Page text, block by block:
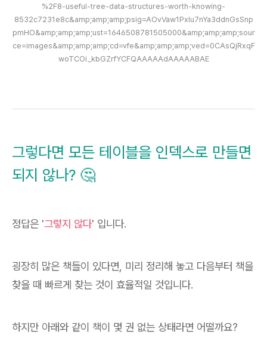
%2F8-useful-tree-data-structures-worth-knowing-
8532c7231e8c&amp;amp;amp;psig=AOvVaw1Pxlu7nYa3ddnGsSnp
pmHO&amp;amp;amp;ust=1646508781505000&amp;amp;amp;sour
ce=images&amp;amp;amp;cd=vfe&amp;amp;amp;ved=0CAsQjRxqF
woTCOi_kbGZrfYCFQAAAAAdAAAAABAE
그렇다면 모든 테이블을 인덱스로 만들면
되지 않나? 🤔
정답은 '그렇지 않다' 입니다.
굉장히 많은 책들이 있다면, 미리 정리해 놓고 다음부터 책을
찾을 때 빠르게 찾는 것이 효율적일 것입니다.
하지만 아래와 같이 책이 몇 권 없는 상태라면 어떨까요?